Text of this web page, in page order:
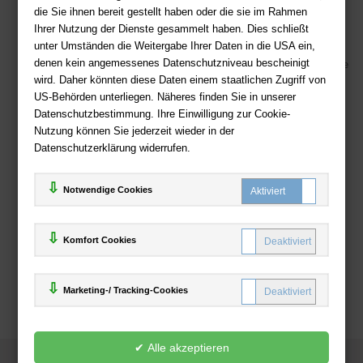
die Sie ihnen bereit gestellt haben oder die sie im Rahmen
Ihrer Nutzung der Dienste gesammelt haben. Dies schließt
unter Umständen die Weitergabe Ihrer Daten in die USA ein,
denen kein angemessenes Datenschutzniveau bescheinigt
wird. Daher könnten diese Daten einem staatlichen Zugriff von
US-Behörden unterliegen. Näheres finden Sie in unserer
Datenschutzbestimmung. Ihre Einwilligung zur Cookie-
Nutzung können Sie jederzeit wieder in der
Datenschutzerklärung widerrufen.
Notwendige Cookies
Komfort Cookies
Marketing-/ Tracking-Cookies
Kostenloser Versand ab 36,- EUR Bestellwert
Sicherer Online Shop und Zahlung mit SSL-Verschlüsselung
Viele Zahlungsmethoden wie PayPal, Amazon Payment, Vorkasse
Zahlweisen
Deutsche-Buchhandlung.de